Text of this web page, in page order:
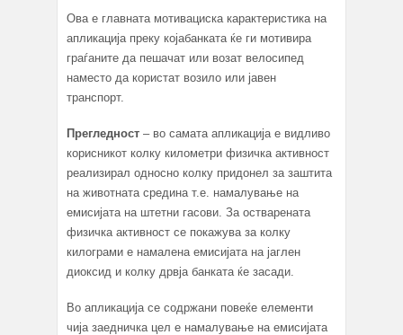
Ова е главната мотивациска карактеристика на
апликација преку којабанката ќе ги мотивира
граѓаните да пешачат или возат велосипед
наместо да користат возило или јавен
транспорт.
Прегледност – во самата апликација е видливо
корисникот колку километри физичка активност
реализирал односно колку придонел за заштита
на животната средина т.е. намалување на
емисијата на штетни гасови. За остварената
физичка активност се покажува за колку
килограми е намалена емисијата на јаглен
диоксид и колку дрвја банката ќе засади.
Во апликација се содржани повеќе елементи
чија заедничка цел е намалување на емисијата